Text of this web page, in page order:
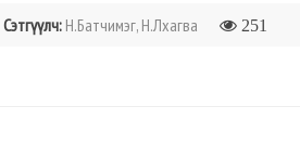
Сэтгүүлч: Н.Батчимэг, Н.Лхагва 251